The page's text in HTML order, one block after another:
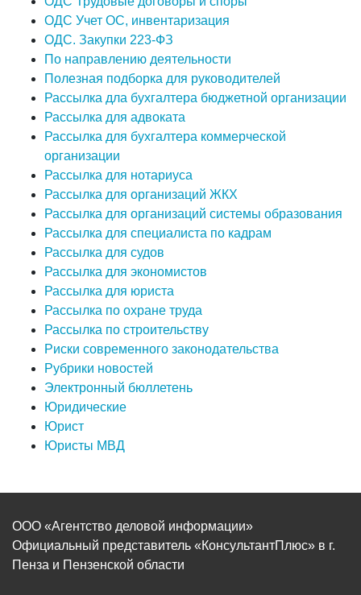
ОДС Учет ОС, инвентаризация
ОДС. Закупки 223-ФЗ
По направлению деятельности
Полезная подборка для руководителей
Рассылка дла бухгалтера бюджетной организации
Рассылка для адвоката
Рассылка для бухгалтера коммерческой
организации
Рассылка для нотариуса
Рассылка для организаций ЖКХ
Рассылка для организаций системы образования
Рассылка для специалиста по кадрам
Рассылка для судов
Рассылка для экономистов
Рассылка для юриста
Рассылка по охране труда
Рассылка по строительству
Риски современного законодательства
Рубрики новостей
Электронный бюллетень
Юридические
Юрист
Юристы МВД
ООО «Агентство деловой информации»
Официальный представитель «КонсультантПлюс» в г.
Пенза и Пензенской области